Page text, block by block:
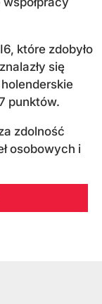
które zdobyło
się
punktów.
zdolność
osobowych i